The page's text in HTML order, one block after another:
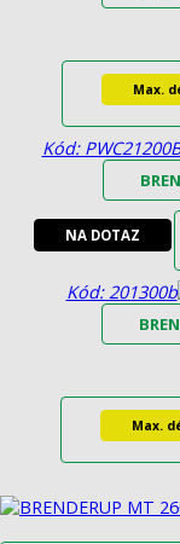
Max.
Kód:
NA DOTAZ
Kód: 201300b
Max.